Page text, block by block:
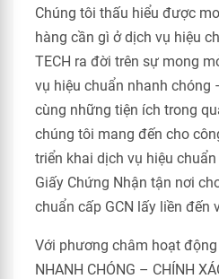
Chúng tôi thấu hiểu được
hàng cần gì ở dịch vụ hiệu
TECH ra đời trên sự mong
vụ hiệu chuẩn nhanh chóng
cùng những tiện ích trong
chúng tôi mang đến cho
triển khai dịch vụ hiệu
Giấy Chứng Nhận tận nơi
chuẩn cấp GCN lấy liền đến
Với phương châm hoạt
NHANH CHÓNG – CHÍNH